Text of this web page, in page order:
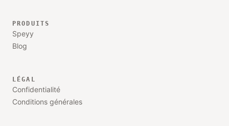
PRODUITS
Speyy
Blog
LÉGAL
Confidentialité
Conditions générales